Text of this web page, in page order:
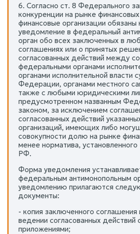
6. Согласно ст. 8 Федерального
конкуренции на рынке финансовых
финансовые организации обязаны
уведомление в федеральный
орган обо всех заключенных в
соглашениях или о принятых
согласованных действий между
федеральными органами
органами исполнительной власти
Федерации, органами местного
также с любыми юридическими
предусмотренном названным
законом, за исключением
согласованных действий
организаций, имеющих либо
совокупности долю на рынке
менее норматива,
РФ.
Форма уведомления
федеральным антимонопольным
уведомлению прилагаются
документы:
- копия заключенного
ведении согласованных действий
приложениями;